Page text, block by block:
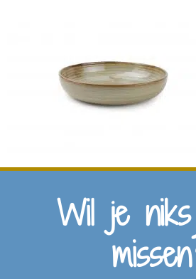
Wil je